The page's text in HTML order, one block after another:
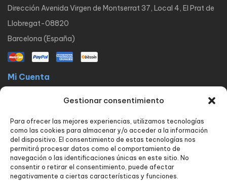
Gestionar consentimiento
Para ofrecer las mejores experiencias, utilizamos tecnologías
como las cookies para almacenar y/o acceder a la información
del dispositivo. El consentimiento de estas tecnologías nos
permitirá procesar datos como el comportamiento de
navegación o las identificaciones únicas en este sitio. No
consentir o retirar el consentimiento, puede afectar
negativamente a ciertas características y funciones.
Dirección Avenida Virgen de Montserrat 37, Local 4, El Prat de
Llobregat-08820
Barcelona (España)
Mi Cuenta
Políticas
FAQ Avisos legales
Política de privacidad
Política de envío y devoluciones
Política de cookies
Nuestros servicios